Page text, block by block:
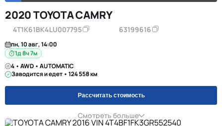
2020 TOYOTA CAMRY
4T1K61BK4LU007795 63199616
пн, 10 авг, 14:00
1д 8ч 7м
4 • AWD • AUTOMATIC
Заводится и едет • 124 558 км
Рассчитать стоимость
Смотреть больше